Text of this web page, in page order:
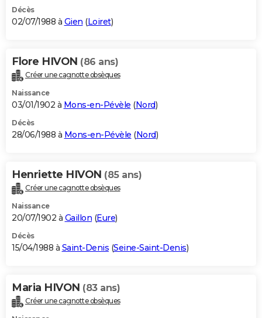
Décès
02/07/1988 à Gien (Loiret)
Flore HIVON (86 ans)
Créer une cagnotte obsèques
Naissance
03/01/1902 à Mons-en-Pévèle (Nord)
Décès
28/06/1988 à Mons-en-Pévèle (Nord)
Henriette HIVON (85 ans)
Créer une cagnotte obsèques
Naissance
20/07/1902 à Gaillon (Eure)
Décès
15/04/1988 à Saint-Denis (Seine-Saint-Denis)
Maria HIVON (83 ans)
Créer une cagnotte obsèques